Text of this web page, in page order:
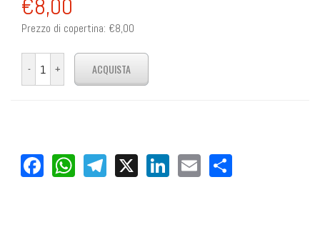
€8,00
Prezzo di copertina: €8,00
Facebook
WhatsApp
Telegram
X LinkedIn
Email